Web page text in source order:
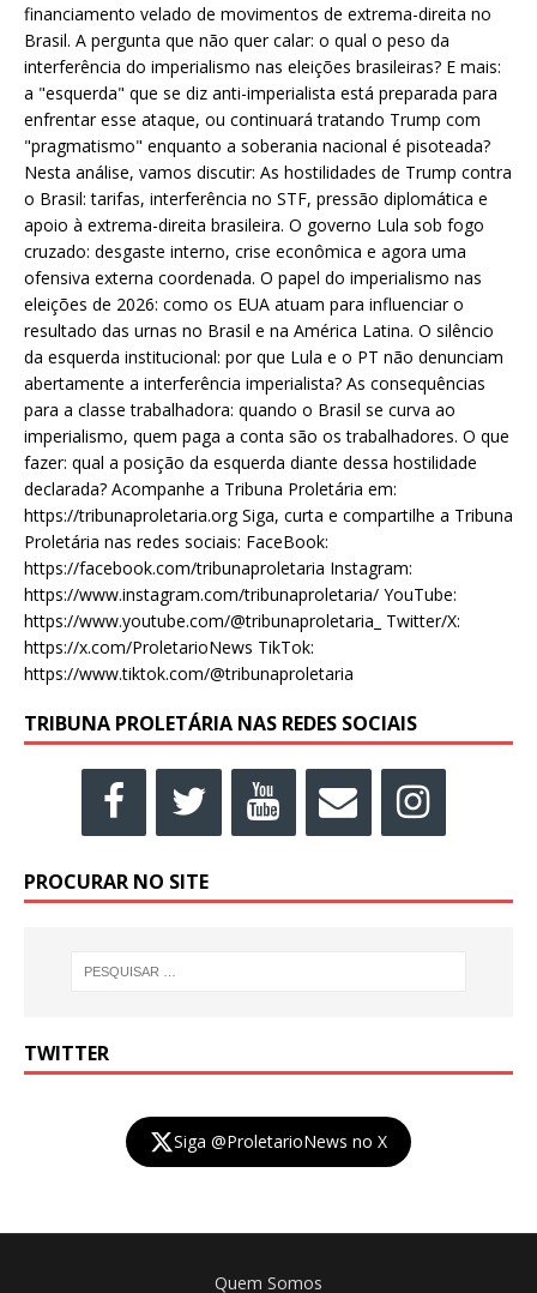
financiamento velado de movimentos de extrema-direita no
Brasil. A pergunta que não quer calar: o qual o peso da
interferência do imperialismo nas eleições brasileiras? E mais:
a "esquerda" que se diz anti-imperialista está preparada para
enfrentar esse ataque, ou continuará tratando Trump com
"pragmatismo" enquanto a soberania nacional é pisoteada?
Nesta análise, vamos discutir: As hostilidades de Trump contra
o Brasil: tarifas, interferência no STF, pressão diplomática e
apoio à extrema-direita brasileira. O governo Lula sob fogo
cruzado: desgaste interno, crise econômica e agora uma
ofensiva externa coordenada. O papel do imperialismo nas
eleições de 2026: como os EUA atuam para influenciar o
resultado das urnas no Brasil e na América Latina. O silêncio
da esquerda institucional: por que Lula e o PT não denunciam
abertamente a interferência imperialista? As consequências
para a classe trabalhadora: quando o Brasil se curva ao
imperialismo, quem paga a conta são os trabalhadores. O que
fazer: qual a posição da esquerda diante dessa hostilidade
declarada? Acompanhe a Tribuna Proletária em:
https://tribunaproletaria.org Siga, curta e compartilhe a Tribuna
Proletária nas redes sociais: FaceBook:
https://facebook.com/tribunaproletaria Instagram:
https://www.instagram.com/tribunaproletaria/ YouTube:
https://www.youtube.com/@tribunaproletaria_ Twitter/X:
https://x.com/ProletarioNews TikTok:
https://www.tiktok.com/@tribunaproletaria
TRIBUNA PROLETÁRIA NAS REDES SOCIAIS
PROCURAR NO SITE
TWITTER
Siga @ProletarioNews no X
Quem Somos